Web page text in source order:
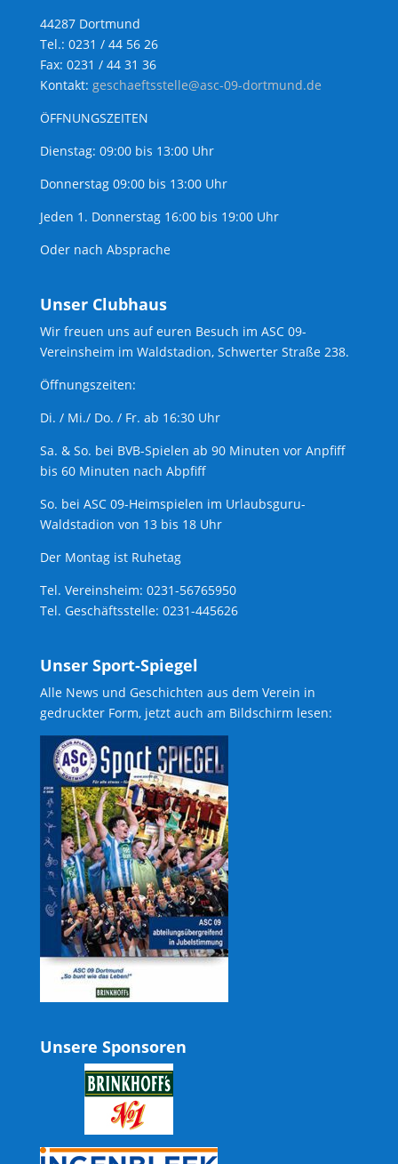
44287 Dortmund
Tel.: 0231 / 44 56 26
Fax: 0231 / 44 31 36
Kontakt: geschaeftsstelle@asc-09-dortmund.de
ÖFFNUNGSZEITEN
Dienstag: 09:00 bis 13:00 Uhr
Donnerstag 09:00 bis 13:00 Uhr
Jeden 1. Donnerstag 16:00 bis 19:00 Uhr
Oder nach Absprache
Unser Clubhaus
Wir freuen uns auf euren Besuch im ASC 09-
Vereinsheim im Waldstadion, Schwerter Straße 238.
Öffnungszeiten:
Di. / Mi./ Do. / Fr. ab 16:30 Uhr
Sa. & So. bei BVB-Spielen ab 90 Minuten vor Anpfiff
bis 60 Minuten nach Abpfiff
So. bei ASC 09-Heimspielen im Urlaubsguru-
Waldstadion von 13 bis 18 Uhr
Der Montag ist Ruhetag
Tel. Vereinsheim: 0231-56765950
Tel. Geschäftsstelle: 0231-445626
Unser Sport-Spiegel
Alle News und Geschichten aus dem Verein in
gedruckter Form, jetzt auch am Bildschirm lesen:
Unsere Sponsoren